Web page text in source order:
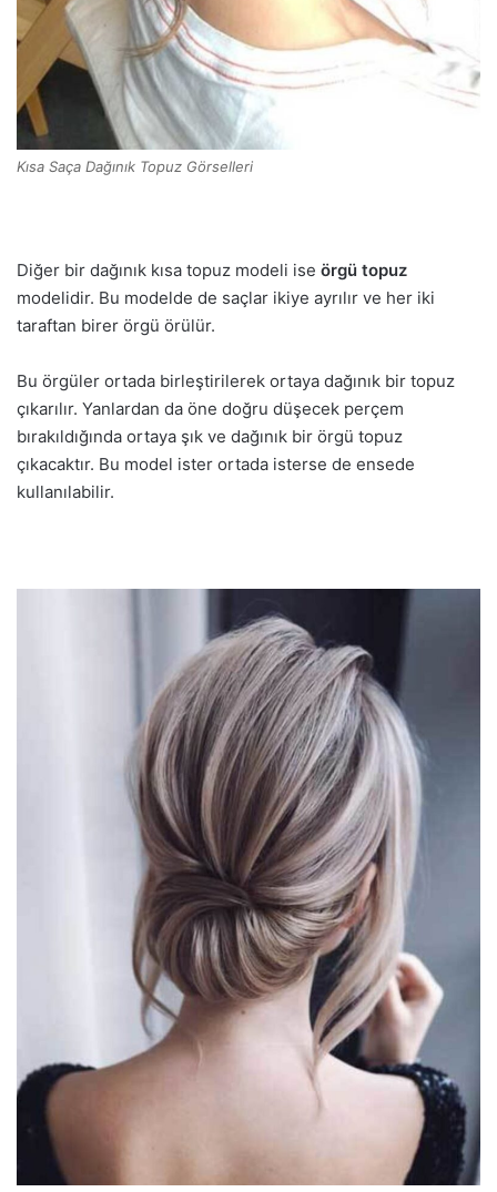
Kısa Saça Dağınık Topuz Görselleri
Diğer bir dağınık kısa topuz modeli ise örgü topuz
modelidir. Bu modelde de saçlar ikiye ayrılır ve her iki
taraftan birer örgü örülür.
Bu örgüler ortada birleştirilerek ortaya dağınık bir topuz
çıkarılır. Yanlardan da öne doğru düşecek perçem
bırakıldığında ortaya şık ve dağınık bir örgü topuz
çıkacaktır. Bu model ister ortada isterse de ensede
kullanılabilir.